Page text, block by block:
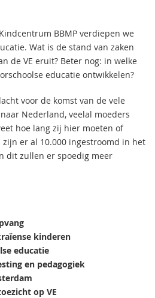
BBMP verdiepen we
Wat is de stand van zaken
de VE eruit? Beter nog: in welke
educatie ontwikkelen?
voor de komst van de vele
Nederland, veelal moeders
hoe lang zij hier moeten of
er al 10.000 ingestroomd in het
dit zullen er spoedig meer
kinderen
educatie
en pedagogiek
op VE